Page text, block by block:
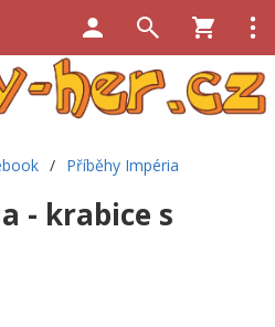
/ Příběhy Impéria
- krabice s